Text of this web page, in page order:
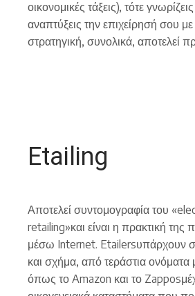
οικονομικές τάξεις), τότε
αναπτύξεις την επιχείρησή σου με
στρατηγική, συνολικά, αποτελεί
Etailing
Αποτελεί συντομογραφία του
retailing»και είναι η πρακτική
μέσω Internet. Etailersυπάρχουν
και σχήμα, από τεράστια ονόματα
όπως το Amazon και το